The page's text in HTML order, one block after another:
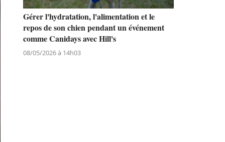
Gérer l'hydratation, l'alimentation et le
repos de son chien pendant un événement
comme Canidays avec Hill's
08/05/2026 à 14h03